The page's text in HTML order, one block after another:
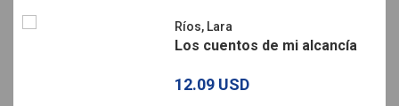
Ríos, Lara
Los cuentos de mi alcancía
12.09 USD